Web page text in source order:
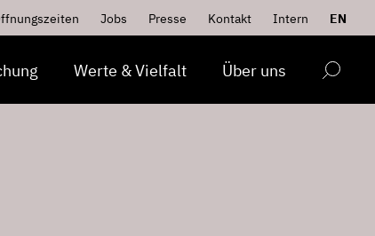
Jobs Presse Kontakt Intern EN
Werte & Vielfalt Über uns